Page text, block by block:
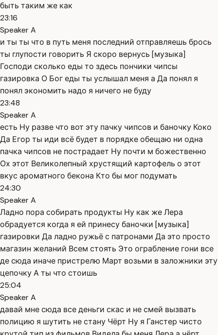
быть таким же как
23:16
Speaker A
и ты ты что в путь меня последний отправляешь брось
ты глупости говорить Я скоро вернусь [музыка]
Господи сколько еды то здесь пончики чипсы
газировка О Бог еды ты услышал меня а Да понял я
понял экономить надо я ничего не буду
23:48
Speaker A
есть Ну разве что вот эту пачку чипсов и баночку Коко
Да Егор ты иди всё будет в порядке обещаю ни одна
пачка чипсов не пострадает Ну почти м божественно
Ох этот Великолепный хрустящий картофель о этот
вкус ароматного бекона Кто бы мог подумать
24:30
Speaker A
Ладно пора собирать продукты Ну как же Лера
обрадуется когда я ей принесу баночки [музыка]
газировки Да ладно ружьё с патронами Да это просто
магазин желаний Всем стоять Это ограбление гони все
де сюда иначе пристрелю Март возьми в заложники эту
цепочку А ты что стоишь
25:04
Speaker A
давай мне сюда все деньги скас и не смей вызвать
полицию я шутить не стану Чёрт Ну я Ганстер чисто